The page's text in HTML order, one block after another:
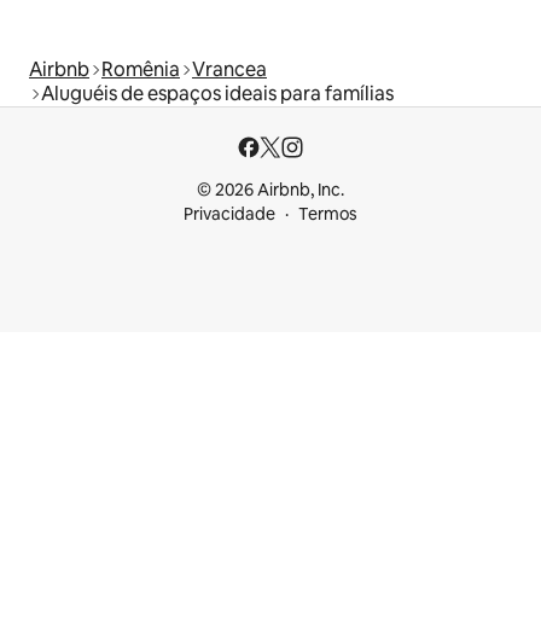
Airbnb Romênia Vrancea
Aluguéis de espaços ideais para famílias
© 2026 Airbnb, Inc.
Privacidade
Termos